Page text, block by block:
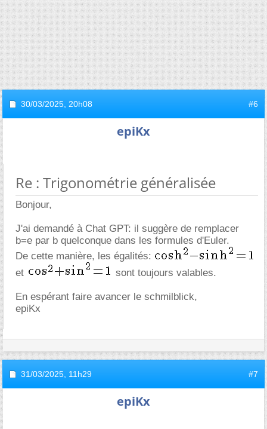
30/03/2025, 20h08 #6
epiKx
Re : Trigonométrie généralisée
Bonjour,
J'ai demandé à Chat GPT: il suggère de remplacer
b=e par b quelconque dans les formules d'Euler.
De cette manière, les égalités:
et
sont toujours valables.
En espérant faire avancer le schmilblick,
epiKx
31/03/2025, 11h29 #7
epiKx